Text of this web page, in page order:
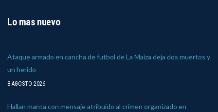
Lo mas nuevo
Ataque armado en cancha de futbol de La Maiza deja dos muertos y
un herido
8 AGOSTO 2026
Hallan manta con mensaje atribuido al crimen organizado en